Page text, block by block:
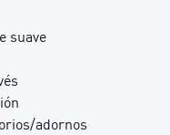
suave
adornos